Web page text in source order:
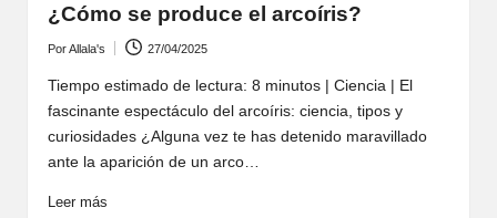
¿Cómo se produce el arcoíris?
por
PorAllala's 27/04/2025
Tiempo estimado de lectura: 8 minutos | Ciencia | El
fascinante espectáculo del arcoíris: ciencia, tipos y
curiosidades ¿Alguna vez te has detenido maravillado
ante la aparición de un arco…
Leer más